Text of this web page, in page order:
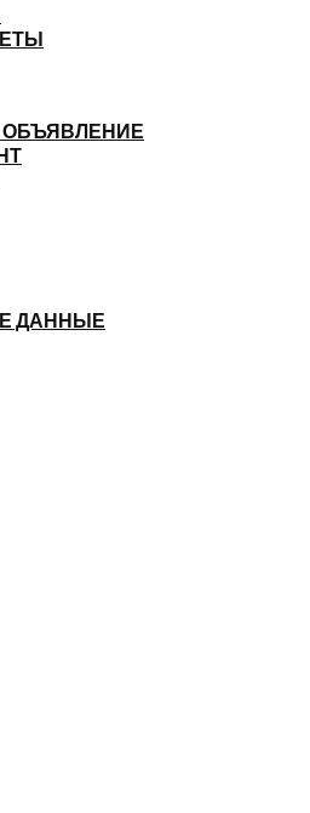
ОБЪЯВЛЕНИЕ
ДАННЫЕ